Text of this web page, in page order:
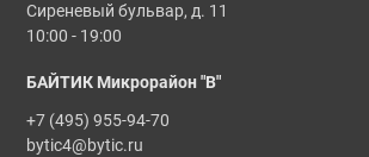
Сиреневый бульвар, д. 11
10:00 - 19:00
БАЙТИК Микрорайон "В"
+7 (495) 955-94-70
bytic4@bytic.ru